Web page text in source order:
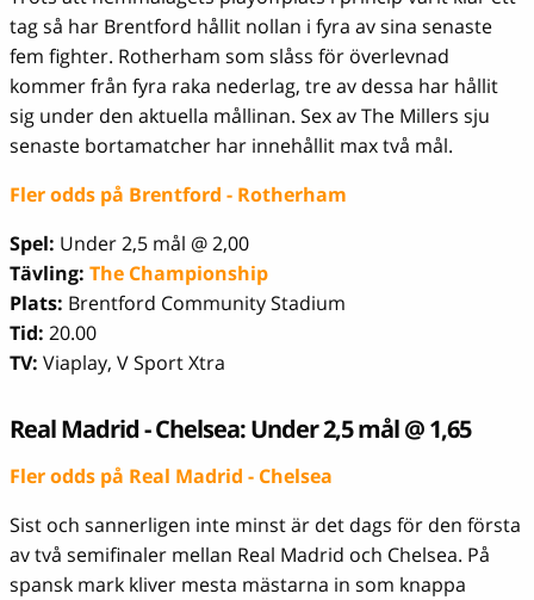
tag så har Brentford hållit nollan i fyra av sina senaste
fem fighter. Rotherham som slåss för överlevnad
kommer från fyra raka nederlag, tre av dessa har hållit
sig under den aktuella mållinan. Sex av The Millers sju
senaste bortamatcher har innehållit max två mål.
Fler odds på Brentford - Rotherham
Spel: Under 2,5 mål @ 2,00
Tävling: The Championship
Plats: Brentford Community Stadium
Tid: 20.00
TV: Viaplay, V Sport Xtra
Real Madrid - Chelsea: Under 2,5 mål @ 1,65
Fler odds på Real Madrid - Chelsea
Sist och sannerligen inte minst är det dags för den första
av två semifinaler mellan Real Madrid och Chelsea. På
spansk mark kliver mesta mästarna in som knappa